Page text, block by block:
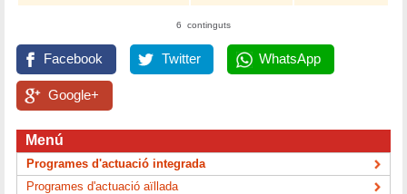
6 continguts
Facebook Twitter WhatsApp
Google+
Menú
Programes d'actuació integrada
Programes d'actuació aïllada